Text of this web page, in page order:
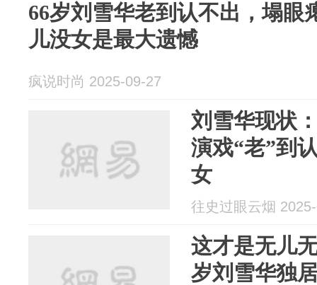
66岁刘雪华老到认不出，塌眼
儿没女是最大遗憾
疯说时尚 2025-09-27
刘雪华现状
演戏“老”到
女
往史过眼云烟
这才是无儿
岁刘雪华独